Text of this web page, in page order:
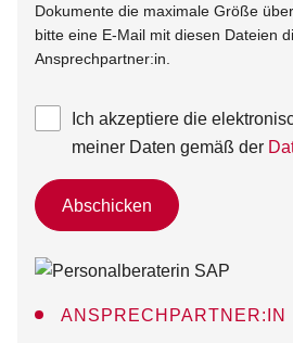
Dokumente die maximale Größe
bitte eine E-Mail mit diesen Dateien
Ansprechpartner:in.
Ich akzeptiere die
meiner Daten gemäß der
Abschicken
ANSPRECHPARTNER:IN